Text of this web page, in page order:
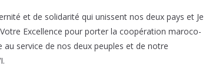
et de solidarité qui unissent nos deux pays et Je
Excellence pour porter la coopération maroco-
service de nos deux peuples et de notre